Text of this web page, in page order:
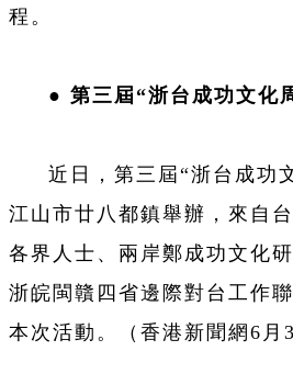
程。
● 第三屆 “浙台成功文化
近日，第三屆“浙台成功
江山市廿八都鎮舉辦，來自
各界人士、兩岸鄭成功文化
浙皖閩贛四省邊際對台工作
本次活動。（香港新聞網 6 月 3